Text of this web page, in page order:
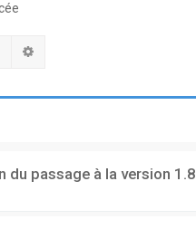
Rechercher
du passage à la version 1.8